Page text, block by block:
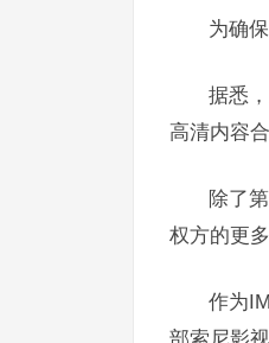
为确
据悉
高清内容
除了
权方的更
作为
部索尼影